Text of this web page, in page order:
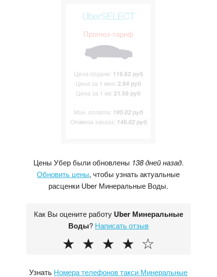
UberSELECT
Прогноз-тариф
Цена подачи: 116.62 руб
Цена за 1 мин: 2.94 руб
Цена за 1 км: 21.56 руб
Мин. оплата: 195.02 руб
Отмена заказа: 146.02 руб
Цены Убер были обновлены 138 дней назад.
Обновить цены, чтобы узнать актуальные
расценки Uber Минеральные Воды.
Как Вы оцените работу Uber Минеральные
Воды? Написать отзыв
☆
★
★
★
★
Узнать Номера телефонов такси Минеральные